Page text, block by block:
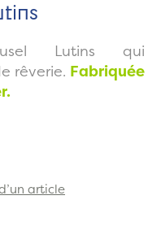
Lutins qui
rêverie. Fabriquée
article